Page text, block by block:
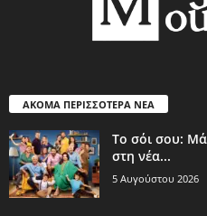
ΑΚΟΜΑ ΠΕΡΙΣΣΟΤΕΡΑ ΝΕΑ
Το σόι σου:
στη νέα...
5 Αυγούστου 2026